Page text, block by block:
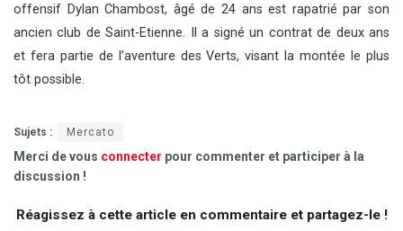
offensif Dylan Chambost, âgé de 24 ans est rapatrié par son
ancien club de Saint-Etienne. Il a signé un contrat de deux ans
et fera partie de l’aventure des Verts, visant la montée le plus
tôt possible.
Sujets : Mercato
Merci de vous connecter pour commenter et participer à la
discussion !
Réagissez à cette article en commentaire et partagez-le !